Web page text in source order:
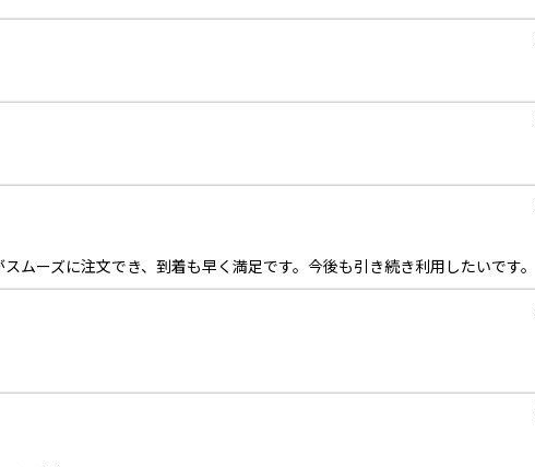
ムーズに注文でき、到着も早く満足です。今後も引き続き利用したいです。